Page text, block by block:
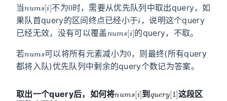
当 不为 时，需要从优先队列中取出query，如
果队首query的区间终点已经小于
i
，说明这个query
已经无效，没有可以覆盖
nums [ i]
的query，不取。
若 可以将所有元素减小为 ，则最终(所有query
都将入队)优先队列中剩余的query个数记为答案。
取出一个query后，如何将 到
这段区